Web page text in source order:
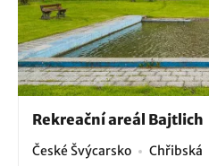
Rekreační areál Bajtlich
České Švýcarsko Chřibská